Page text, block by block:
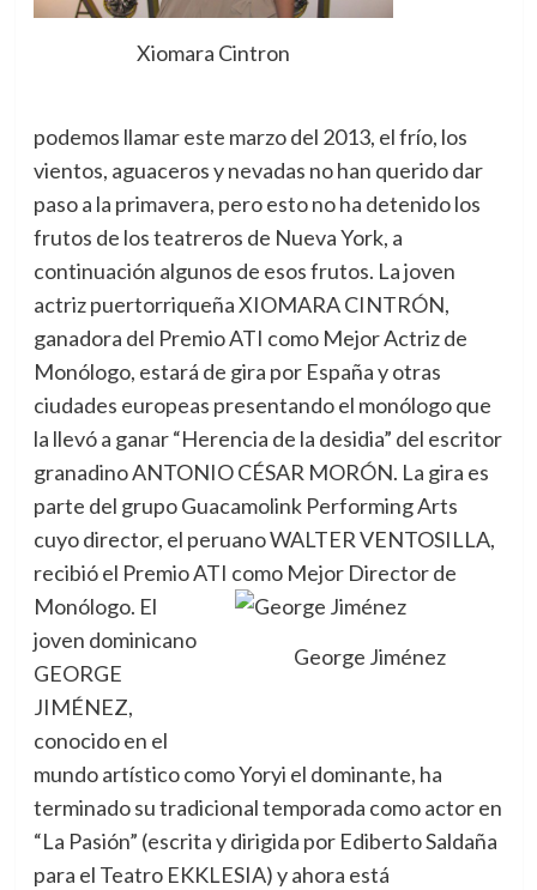
Xiomara Cintron
podemos llamar este marzo del 2013, el frío, los
vientos, aguaceros y nevadas no han querido dar
paso a la primavera, pero esto no ha detenido los
frutos de los teatreros de Nueva York, a
continuación algunos de esos frutos. La joven
actriz puertorriqueña XIOMARA CINTRÓN,
ganadora del Premio ATI como Mejor Actriz de
Monólogo, estará de gira por España y otras
ciudades europeas presentando el monólogo que
la llevó a ganar “Herencia de la desidia” del escritor
granadino ANTONIO CÉSAR MORÓN. La gira es
parte del grupo Guacamolink Performing Arts
cuyo director, el peruano WALTER VENTOSILLA,
recibió el Premio ATI como Mejor Director de
Monólogo.
George Jiménez
El
joven dominicano
GEORGE
JIMÉNEZ,
conocido en el
mundo artístico como Yoryi el dominante, ha
terminado su tradicional temporada como actor en
“La Pasión” (escrita y dirigida por Ediberto Saldaña
para el Teatro EKKLESIA) y ahora está